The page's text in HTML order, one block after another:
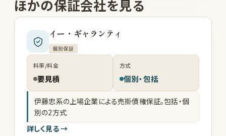
ほかの保証会社を見る
イー・ギャランティ
個別保証
料率/料金
要見積
方式
個別・包括
伊藤忠系の上場企業による売掛債権保証。包括・個
別の2方式
詳しく見る →